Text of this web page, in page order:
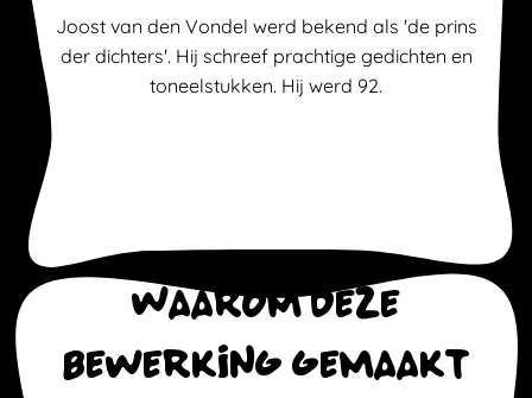
Joost van den Vondel werd bekend als 'de prins
der dichters'. Hij schreef prachtige gedichten en
toneelstukken. Hij werd 92.
Waarom deze
bewerking gemaakt